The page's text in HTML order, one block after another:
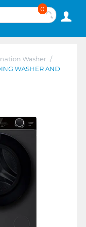
0
Washer /
WASHER AND